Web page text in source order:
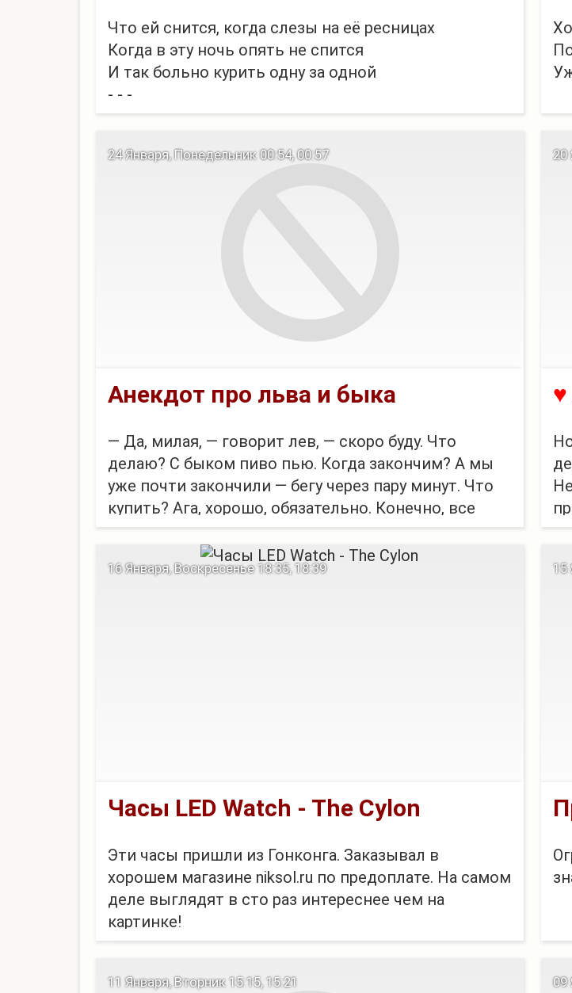
Что ей снится, когда слезы на её ресницах
Когда в эту ночь опять не спится
И так больно курить одну за одной
- - -
Чужая слабость не делает тебя сильней,
И если рядом много плохих людей -
Анекдот про льва и быка
— Да, милая, — говорит лев, — скоро буду. Что
делаю? С быком пиво пью. Когда закончим? А мы
уже почти закончили — бегу через пару минут. Что
купить? Ага, хорошо, обязательно. Конечно, все
куплю!
Лев кладет трубку, а бык смеется. Мол, как это так,
тебе жена позвонила, а ты ей: да-да,уже бегу...
24 Января, Понедельник 00:54, 00:57
♥
20
Часы LED Watch - The Cylon
Эти часы пришли из Гонконга. Заказывал в
хорошем магазине niksol.ru по предоплате. На самом
деле выглядят в сто раз интереснее чем на
картинке!
16 Января, Воскресенье 18:35, 18:39 15
11 Января, Вторник 15:15, 15:21 09